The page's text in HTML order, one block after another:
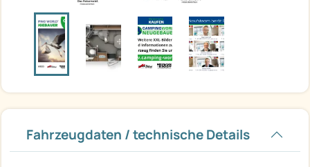
Fahrzeugdaten / technische Details